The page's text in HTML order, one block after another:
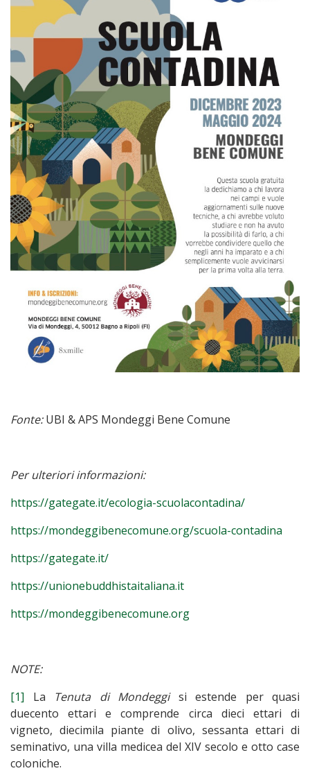
Fonte:UBI & APS Mondeggi Bene Comune
Per ulteriori informazioni:
https://gategate.it/ecologia-scuolacontadina/
https://mondeggibenecomune.org/scuola-contadina
https://gategate.it/
https://unionebuddhistaitaliana.it
https://mondeggibenecomune.org
NOTE:
[1] La Tenuta di Mondeggisi estende per quasi
duecento ettari e comprende circa dieci ettari di
vigneto, diecimila piante di olivo, sessanta ettari di
seminativo, una villa medicea del XIV secolo e otto case
coloniche.